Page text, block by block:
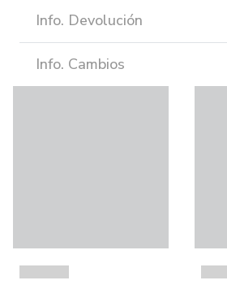
Info. Devolución
Info. Cambios